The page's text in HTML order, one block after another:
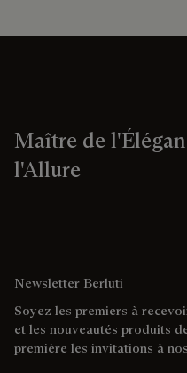
Maître de
l'Allure
Newsletter Berluti
Soyez les premiers à
et les nouveautés produits
première les invitations à